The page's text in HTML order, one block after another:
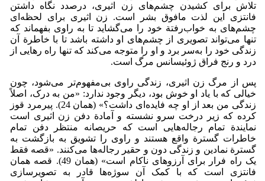
تلاش برای کشیدن چشم‌های زن اثیری، در‌صدد نگاه داشتن
فانتزی این لذت مافوق بشر است. زن اثیری برای لحظه‌ای
چشم‌های به خواب‌رفتة خود را می‌گشاید تا به راوی بفهماند که
تنها می‌تواند تصویری از چشم‌های او داشته باشد تا با خاطرة آن
زندگی خود را به‌سر برد و او را متوجه می‌کند که تنها راه رهایی از
درد و رنج فراق ژوئیسانس مرگ است.
پس از مرگ زن اثیری، زندگی راوی بی‌مفهوم‌تر می‌شود، چون
خیالی که با یاد او خوش بود، دیگر وجود ندارد: «من به درک، اصلاً
زندگی من بعد از او چه فایده‌ای داشت؟» (همان 24). پیرمرد قوز
کرده که زیر درخت سرو نشسته و آمادة دفن زن اثیری است
نمایندة تمام رجاله‌هایی است که حریصانه منتظر دفن تمام
خاطرات گسترة واقع هستند و راوی را تشویق به بازگشت به
گسترة نمادین و زندگی دون و حقیر رجاله‌ها می‌کنند. «قصه فقط
یک راه فرار برای آرزوهای ناکام است» (همان 49). قصه همان
فانتزی است که با کمک آن سوژه‌ها قادر به تصویرسازی